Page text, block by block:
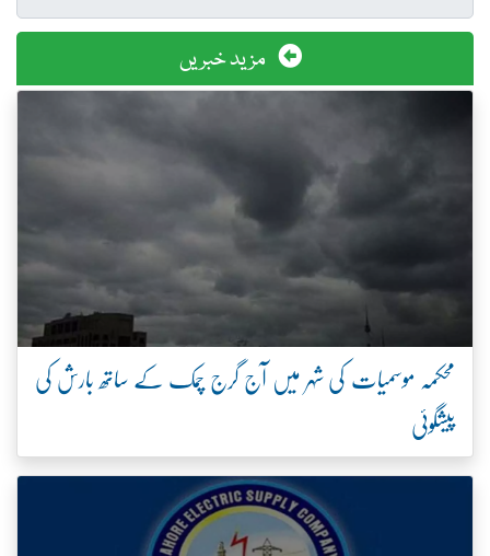
مزید خبریں
محکمہ موسمیات کی شہر میں آج گرج چمک کے ساتھ بارش کی
پیشگوئی